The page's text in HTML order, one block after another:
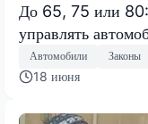
До 65, 75 или 80:
управлять
Автомобили Законы
18 июня